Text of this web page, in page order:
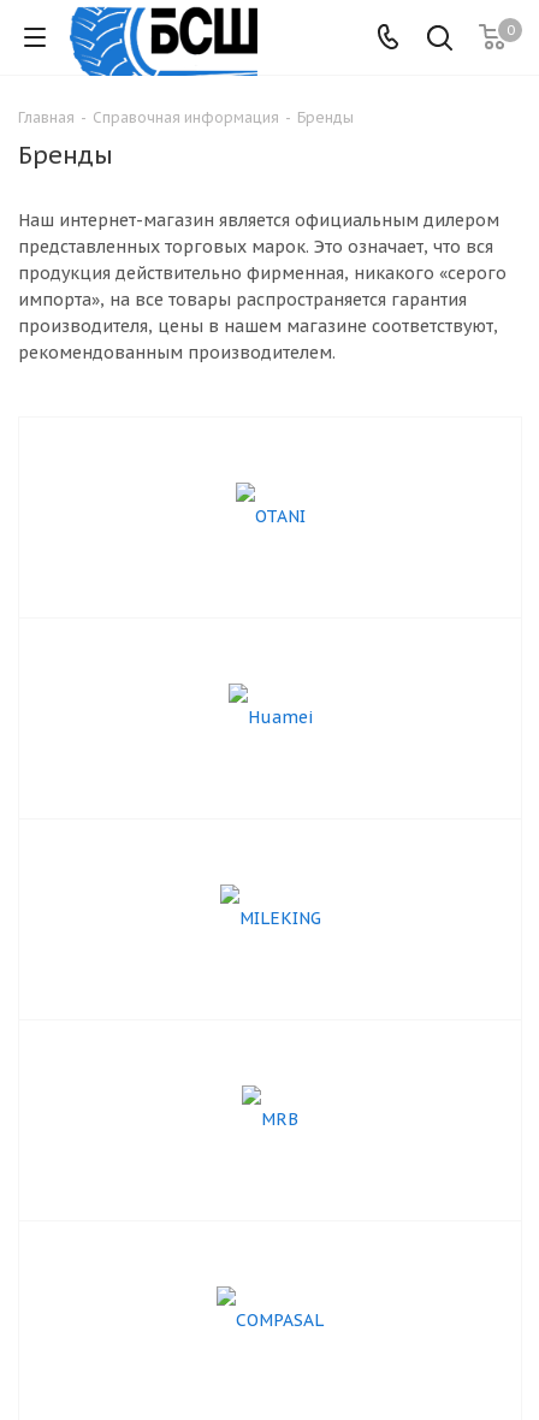
0
Главная - Справочная информация - Бренды
Бренды
Наш интернет-магазин является официальным дилером
представленных торговых марок. Это означает, что вся
продукция действительно фирменная, никакого «серого
импорта», на все товары распространяется гарантия
производителя, цены в нашем магазине соответствуют,
рекомендованным производителем.